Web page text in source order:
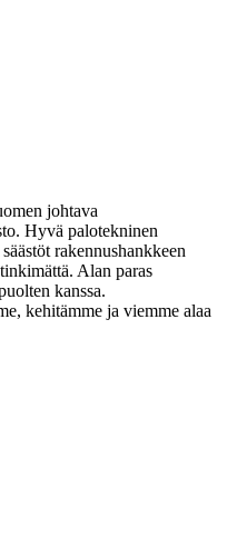
johtava
Hyvä palotekninen
rakennushankkeen
Alan paras
kanssa.
kehitämme ja viemme alaa